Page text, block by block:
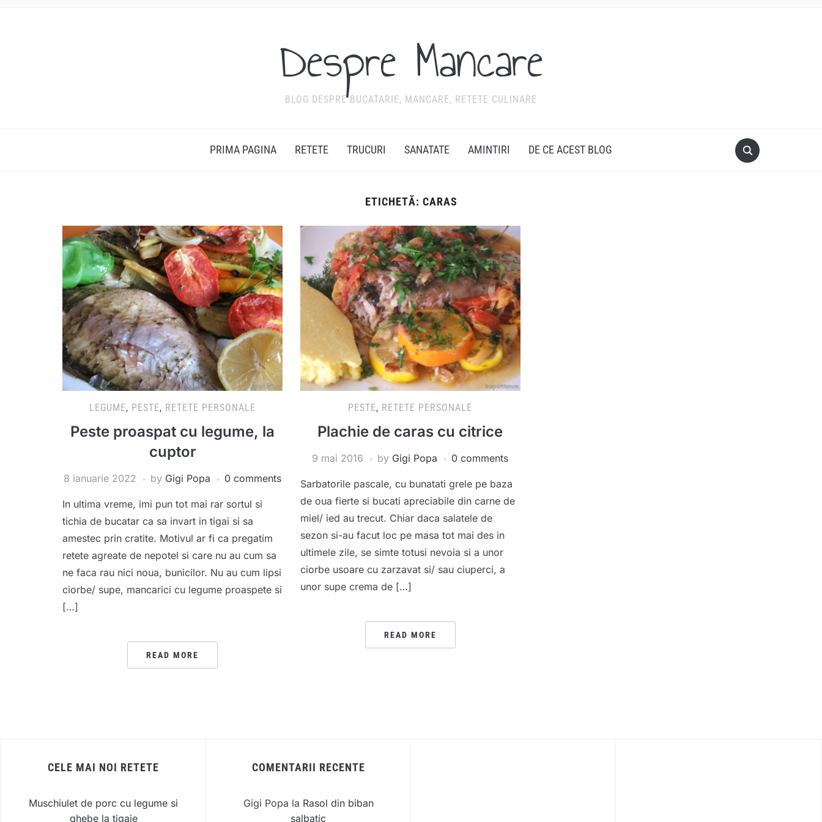
Despre Mancare
BLOG DESPRE BUCATARIE, MANCARE, RETETE CULINARE
PRIMA PAGINA RETETE TRUCURI SANATATE AMINTIRI DE CE ACEST BLOG
ETICHETĂ: CARAS
LEGUME, PESTE, RETETE PERSONALE
Peste proaspat cu legume, la
cuptor
8 ianuarie 2022 by Gigi Popa 0 comments
In ultima vreme, imi pun tot mai rar sortul si
tichia de bucatar ca sa invart in tigai si sa
amestec prin cratite. Motivul ar fi ca pregatim
retete agreate de nepotel si care nu au cum sa
ne faca rau nici noua, bunicilor. Nu au cum lipsi
ciorbe/ supe, mancarici cu legume proaspete si
[…]
READ MORE
PESTE, RETETE PERSONALE
Plachie de caras cu citrice
9 mai 2016 by Gigi Popa 0 comments
Sarbatorile pascale, cu bunatati grele pe baza
de oua fierte si bucati apreciabile din carne de
miel/ ied au trecut. Chiar daca salatele de
sezon si-au facut loc pe masa tot mai des in
ultimele zile, se simte totusi nevoia si a unor
ciorbe usoare cu zarzavat si/ sau ciuperci, a
unor supe crema de […]
READ MORE
CELE MAI NOI RETETE
Muschiulet de porc cu legume si
ghebe la tigaie
COMENTARII RECENTE
Gigi Popa la Rasol din biban
salbatic